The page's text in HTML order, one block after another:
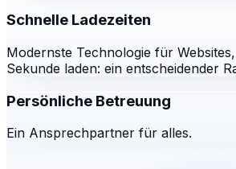
Schnelle Ladezeiten
Modernste Technologie für
Sekunde laden: ein entscheidender
Persönliche Betreuung
Ein Ansprechpartner für alles.